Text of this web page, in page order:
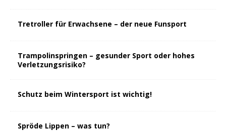
Tretroller für Erwachsene – der neue Funsport
Trampolinspringen – gesunder Sport oder hohes
Verletzungsrisiko?
Schutz beim Wintersport ist wichtig!
Spröde Lippen – was tun?